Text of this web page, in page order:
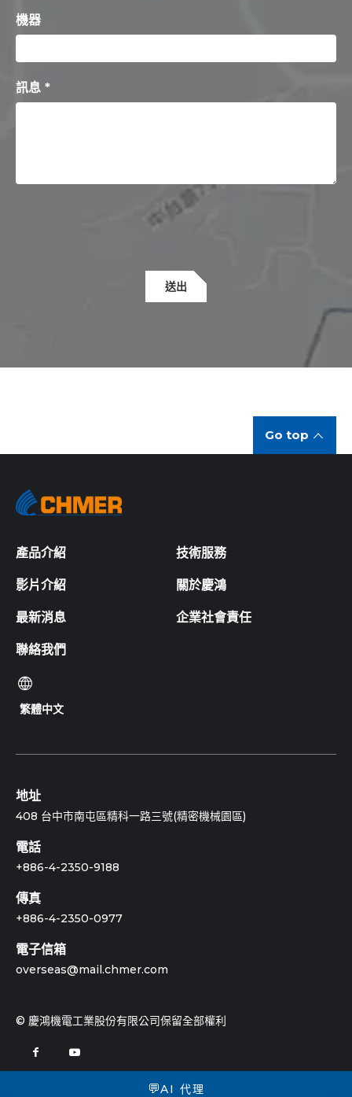
機器
訊息 *
送出
Go top
產品介紹 技術服務
影片介紹 關於慶鴻
最新消息 企業社會責任
聯絡我們
繁體中文
地址
408 台中市南屯區精科一路三號(精密機械園區)
電話
+886-4-2350-9188
傳真
+886-4-2350-0977
電子信箱
overseas@mail.chmer.com
© 慶鴻機電工業股份有限公司保留全部權利
💬AI 代理